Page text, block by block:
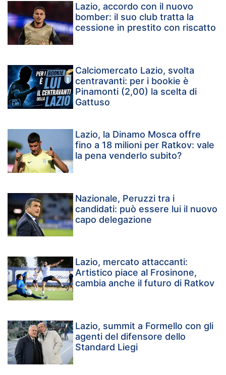
Lazio, accordo con il nuovo
bomber: il suo club tratta la
cessione in prestito con riscatto
Calciomercato Lazio, svolta
centravanti: per i bookie è
Pinamonti (2,00) la scelta di
Gattuso
Lazio, la Dinamo Mosca offre
fino a 18 milioni per Ratkov: vale
la pena venderlo subito?
Nazionale, Peruzzi tra i
candidati: può essere lui il nuovo
capo delegazione
Lazio, mercato attaccanti:
Artistico piace al Frosinone,
cambia anche il futuro di Ratkov
Lazio, summit a Formello con gli
agenti del difensore dello
Standard Liegi